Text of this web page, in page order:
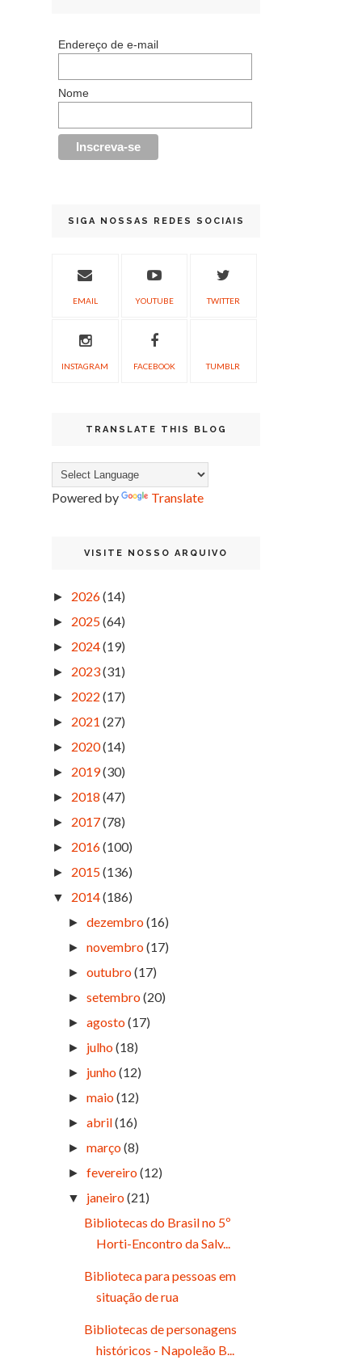
Endereço de e-mail
Nome
SIGA NOSSAS REDES SOCIAIS
EMAIL YOUTUBE TWITTER
INSTAGRAM FACEBOOK TUMBLR
TRANSLATE THIS BLOG
Powered by Translate
VISITE NOSSO ARQUIVO
► 2026(14)
► 2025(64)
► 2024(19)
► 2023(31)
► 2022 (17)
► 2021 (27)
► 2020(14)
► 2019(30)
► 2018 (47)
► 2017(78)
► 2016(100)
► 2015(136)
▼ 2014(186)
►dezembro(16)
►novembro(17)
►outubro(17)
►setembro(20)
►agosto(17)
► julho(18)
► junho(12)
►maio(12)
►abril(16)
►março(8)
►fevereiro(12)
▼ janeiro(21)
Bibliotecas do Brasil no 5º
Horti-Encontro da Salv...
Biblioteca para pessoas em
situação de rua
Bibliotecas de personagens
históricos - Napoleão B...